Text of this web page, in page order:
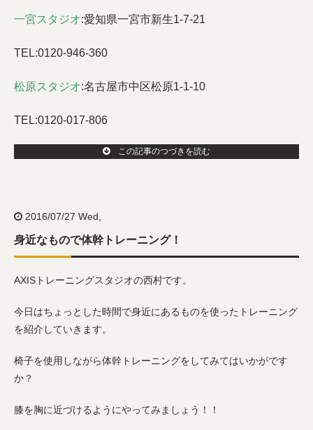
一宮スタジオ:愛知県一宮市新生1-7-21
TEL:0120-946-360
松原スタジオ:名古屋市中区松原1-1-10
TEL:0120-017-806
この記事のつづきを読む
2016/07/27 Wed,
身近なもので体幹トレーニング！
AXISトレーニングスタジオの西村です。
今日はちょっとした時間で身近にあるものを使ったトレーニング
を紹介していきます。
椅子を使用しながら体幹トレーニングをしてみてはいかがです
か？
膝を胸に近づけるようにやってみましょう！！